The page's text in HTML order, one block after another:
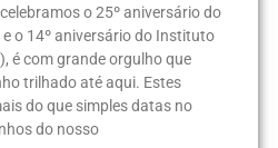
o 25º aniversário do
o 14º aniversário do Instituto
é com grande orgulho que
trilhado até aqui. Estes
do que simples datas no
do nosso